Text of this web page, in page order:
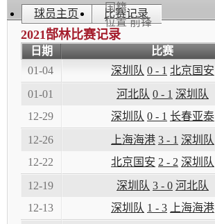
国籍
位置 前锋
球员主页 比赛记录
2021郜林比赛记录
日期 比赛
01-04
深圳队 0 - 1 北京国安
01-01
河北队 0 - 1 深圳队
12-29
深圳队 0 - 1 长春亚泰
12-26
上海海港 3 - 1 深圳队
12-22
北京国安 2 - 2 深圳队
12-19
深圳队 3 - 0 河北队
12-13
深圳队 1 - 3 上海海港